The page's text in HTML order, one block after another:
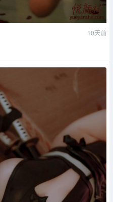
10天前